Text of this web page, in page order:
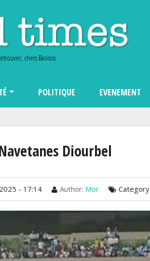
chers Baolois.
POLITIQUE EVENEMENT
Diourbel
- 17:14 Author: Mor Category